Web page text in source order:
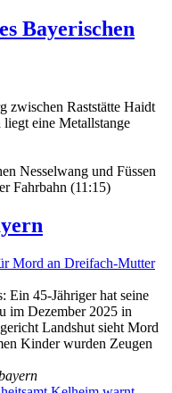
Bayerischen
zwischen Raststätte Haidt
eine Metallstange
Nesselwang und Füssen
Fahrbahn (11:15)
Mord an Dreifach-Mutter
Ein 45-Jähriger hat seine
im Dezember 2025 in
Landshut sieht Mord
Kinder wurden Zeugen